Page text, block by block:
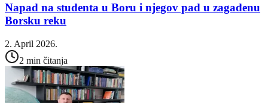
Napad na studenta u Boru i njegov pad u zagađenu
Borsku reku
2. April 2026.
2 min čitanja